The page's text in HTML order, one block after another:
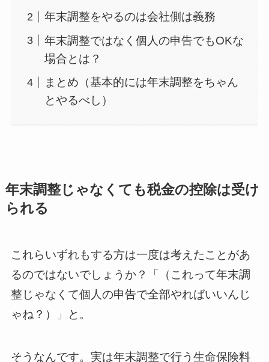
年末調整をやるのは会社側は義務
年末調整ではなく個人の申告でもOKな
場合とは？
まとめ（基本的には年末調整をちゃん
とやるべし）
年末調整じゃなくても税金の控除は受け
られる
これらいずれもする方は一度は考えたことがあ
るのではないでしょうか？「（これって年末調
整じゃなくて個人の申告で全部やればいいんじ
ゃね？）」と。
そうなんです。実は年末調整で行う生命保険料